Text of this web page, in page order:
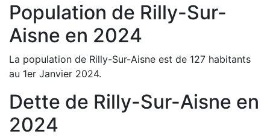
Population de Rilly-Sur-
Aisne en 2024
La population de Rilly-Sur-Aisne est de 127 habitants
au 1er Janvier 2024.
Dette de Rilly-Sur-Aisne en
2024